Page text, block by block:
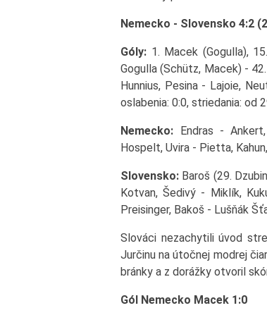
Nemecko - Slovensko 4:2
Góly: 1. Macek (Gogulla),
Gogulla (Schütz, Macek) -
Hunnius, Pesina - Lajoie,
oslabenia: 0:0, striedania: od
Nemecko: Endras -
Hospelt, Uvira - Pietta,
Slovensko: Baroš (29.
Kotvan, Šedivý - Miklík,
Preisinger, Bakoš - Lušňák
Slováci nezachytili úvod
Jurčinu na útočnej modrej
bránky a z dorážky otvoril
Gól Nemecko Macek 1:0